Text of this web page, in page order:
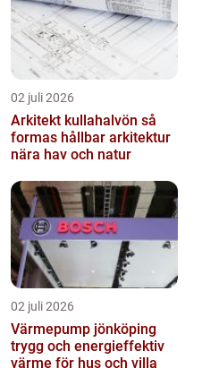
02 juli 2026
Arkitekt kullahalvön så
formas hållbar arkitektur
nära hav och natur
02 juli 2026
Värmepump jönköping
trygg och energieffektiv
värme för hus och villa